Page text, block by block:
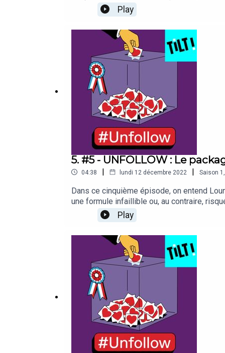
optimale - et embarquez dans cet univers
@marionseclin, @sarahtreillestefani,
Manifestes, portée par la Gaîté Lyrique, le
Hours et Christophe Payet.Écriture et
Play
5. #5 - UNFOLLOW : Le
04:38 | lundi 12 décembre 2022 | Saison 1
Dans ce cinquième épisode, on entend
une formule infaillible ou, au contraire,
dans cet univers sonore, en son
@clement_metayer, @lucasborzykowski,
le Paris Podcast Festival et Tilt. Merci aux
réalisation: Esther Valencic. Musique :
Play